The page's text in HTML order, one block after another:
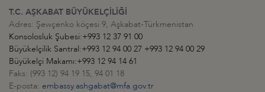
T.C. AŞKABAT BÜYÜKELÇİLİĞİ
Adres: Şewçenko köçesi 9, Aşkabat-Türkmenistan
Konsolosluk Şubesi:+993 12 37 91 00
Büyükelçilik Santral:+993 12 94 00 27 +993 12 94 00 29
Büyükelçi Makamı:+993 12 94 14 61
Faks: (993 12) 94 19 15, 94 01 18
E-posta: embassy.ashgabat@mfa.gov.tr